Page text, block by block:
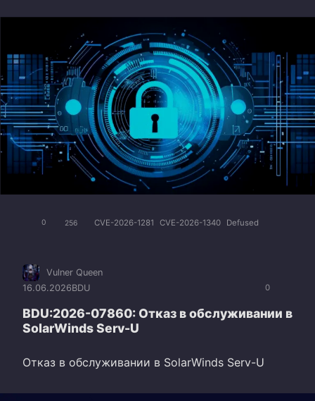
0 256 CVE-2026-1281 CVE-2026-1340 Defused
0
Vulner Queen
16.06.2026BDU
BDU:2026-07860: Отказ в обслуживании в
SolarWinds Serv-U
Отказ в обслуживании в SolarWinds Serv-U